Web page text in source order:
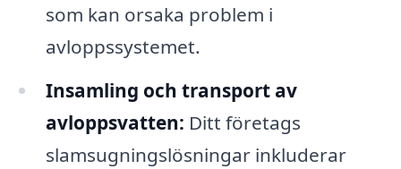
som kan orsaka problem i
avloppssystemet.
Insamling och transport av
avloppsvatten: Ditt företags
slamsugningslösningar inkluderar